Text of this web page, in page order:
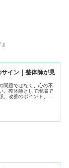
イン｜整体師が見
問題ではなく、心の不
。整体師として現場で
、改善のポイント、